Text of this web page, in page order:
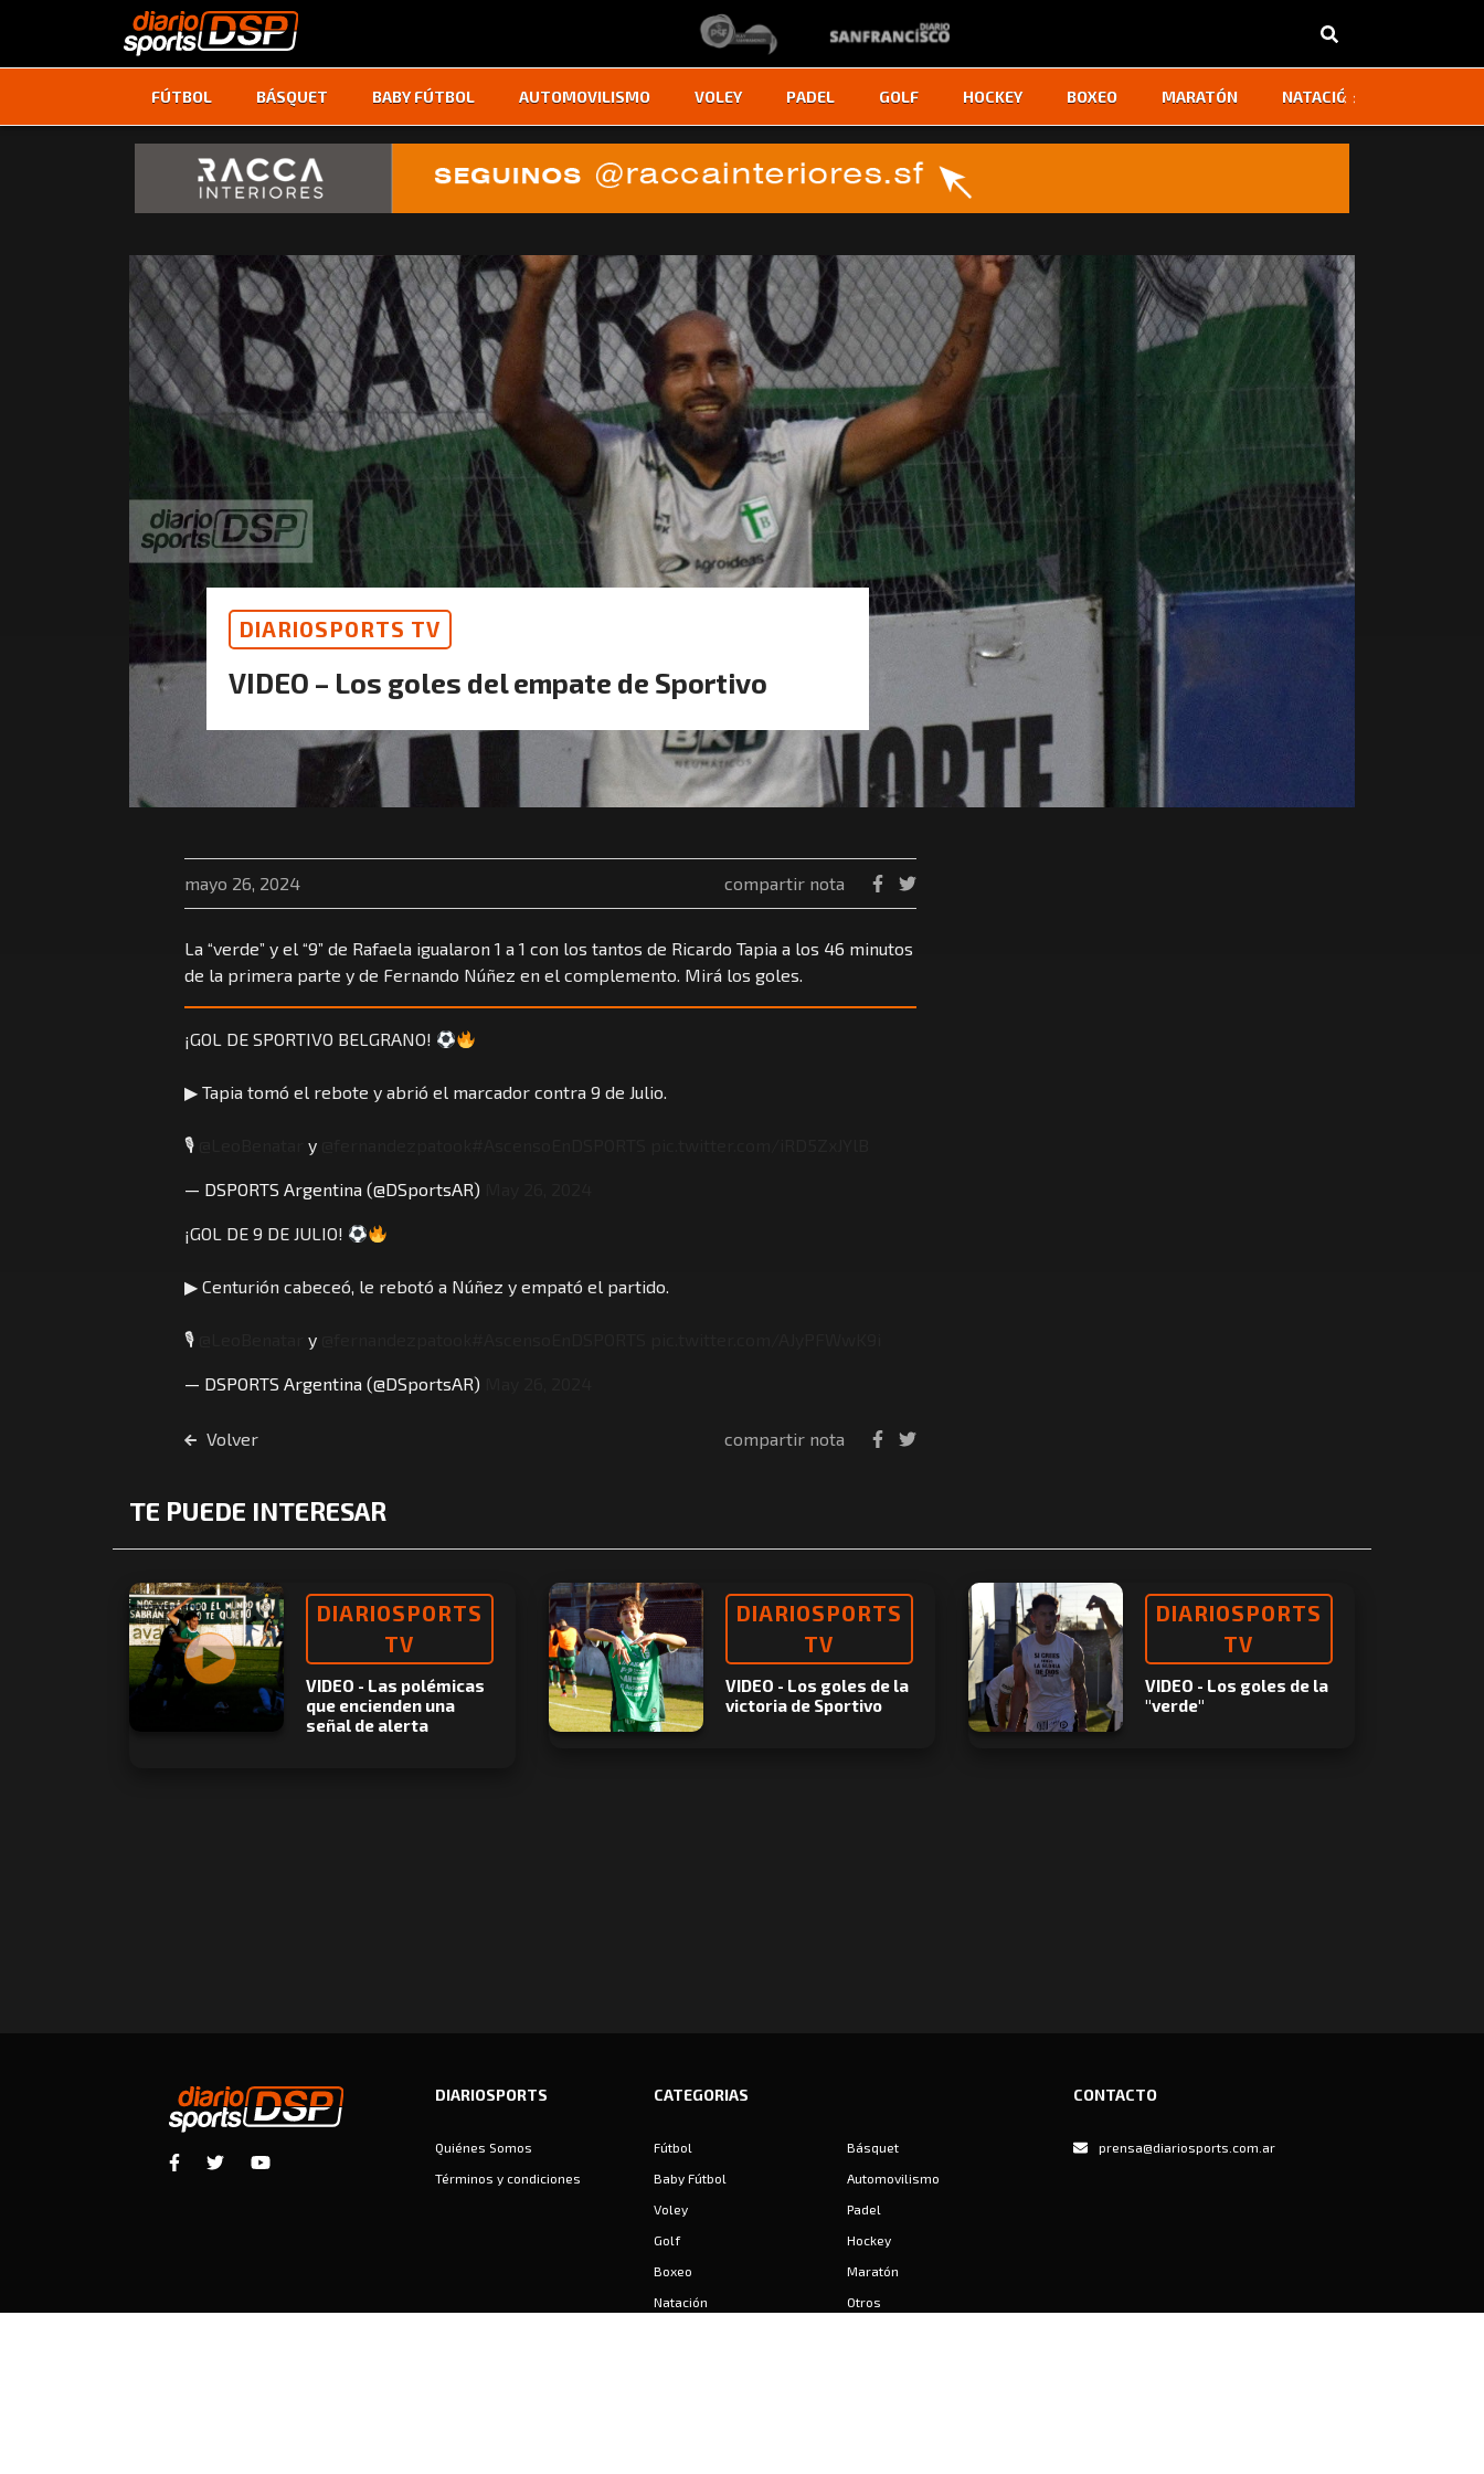
FÚTBOL BÁSQUET BABY FÚTBOL AUTOMOVILISMO VOLEY PADEL GOLF HOCKEY BOXEO MARATÓN NATACIÓN
‹ ›
DIARIOSPORTS TV
VIDEO – Los goles del empate de Sportivo
mayo 26, 2024 compartir nota
La “verde” y el “9” de Rafaela igualaron 1 a 1 con los tantos de Ricardo Tapia a los 46 minutos
de la primera parte y de Fernando Núñez en el complemento. Mirá los goles.
¡GOL DE SPORTIVO BELGRANO!
▶ Tapia tomó el rebote y abrió el marcador contra 9 de Julio.
🎙 y
— DSPORTS Argentina (@DSportsAR)
¡GOL DE 9 DE JULIO!
▶ Centurión cabeceó, le rebotó a Núñez y empató el partido.
🎙 y
— DSPORTS Argentina (@DSportsAR)
Volver compartir nota
TE PUEDE INTERESAR
DIARIOSPORTS
TV
VIDEO - Las polémicas
que encienden una
señal de alerta
DIARIOSPORTS
TV
VIDEO - Los goles de la
victoria de Sportivo
DIARIOSPORTS
TV
VIDEO - Los goles de la
"verde"
DIARIOSPORTS
Quiénes Somos
Términos y condiciones
CATEGORIAS
Fútbol
Básquet
Baby Fútbol
Automovilismo
Voley
Padel
Golf
Hockey
Boxeo
Maratón
Natación
Otros
CONTACTO
prensa@diariosports.com.ar